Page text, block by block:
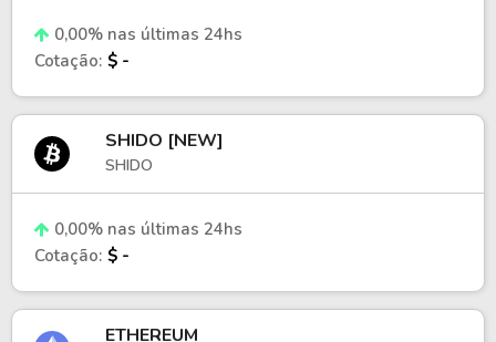
0,00% nas últimas 24hs
Cotação: $ -
SHIDO [NEW]
SHIDO
0,00% nas últimas 24hs
Cotação: $ -
ETHEREUM